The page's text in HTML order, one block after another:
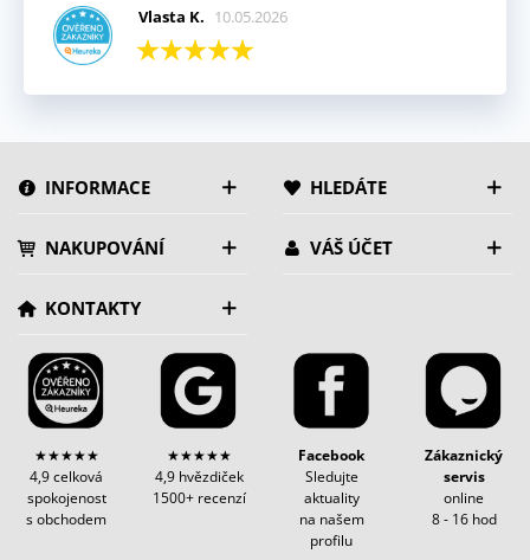
Vlasta K. 10.05.2026
INFORMACE HLEDÁTE
NAKUPOVÁNÍ VÁŠ ÚČET
KONTAKTY
★★★★★
4,9 celková
spokojenost
s obchodem
★★★★★
4,9 hvězdiček
1500+ recenzí
Facebook
Sledujte
aktuality
na našem
profilu
Zákaznický
servis
online
8 - 16 hod